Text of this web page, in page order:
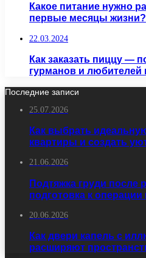
Какое питание нужно
первые месяцы жизни?
22.03.2024
Как заказать пиццу —
гурманов и любителей
Последние записи
25.07.2026
Как выбрать
квартиры и создать
21.06.2026
Подтяжка груди после
подготовка к
20.06.2026
Как двери капель с
расширяют